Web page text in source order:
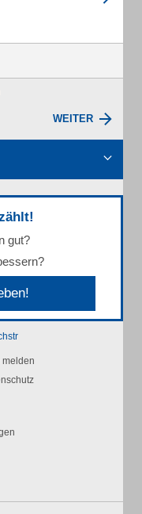
WEITER
gut?
melden